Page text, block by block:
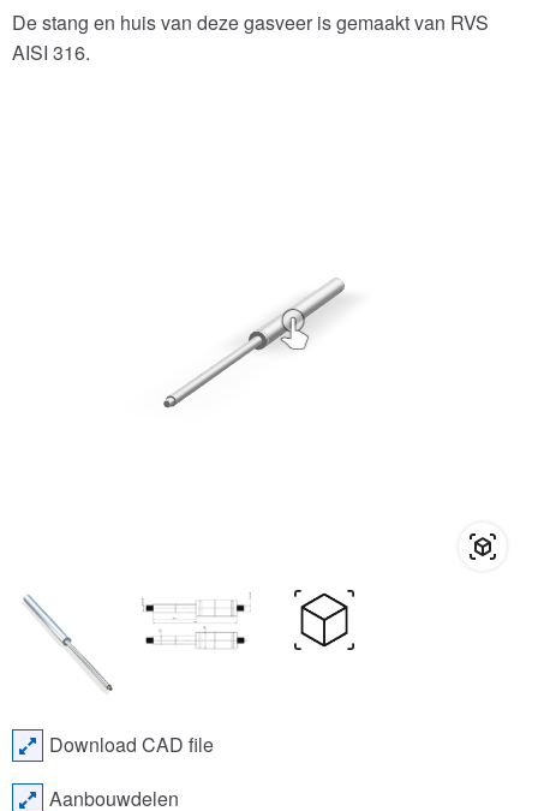
De stang en huis van deze gasveer is gemaakt van RVS
AISI 316.
Download CAD file
Aanbouwdelen